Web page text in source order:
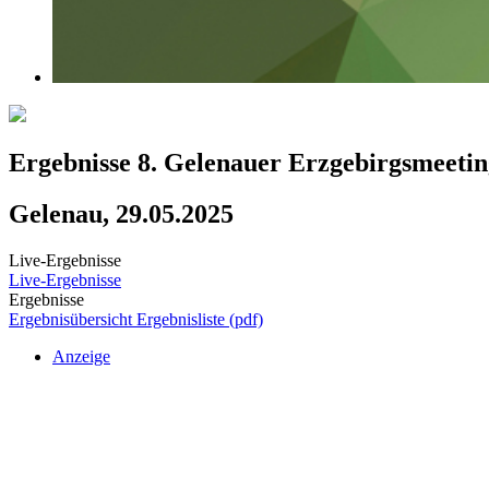
Ergebnisse 8. Gelenauer
Gelenau, 29.05.2025
Live-Ergebnisse
Live-Ergebnisse
Ergebnisse
Ergebnisübersicht Ergebnisliste (pdf)
Anzeige